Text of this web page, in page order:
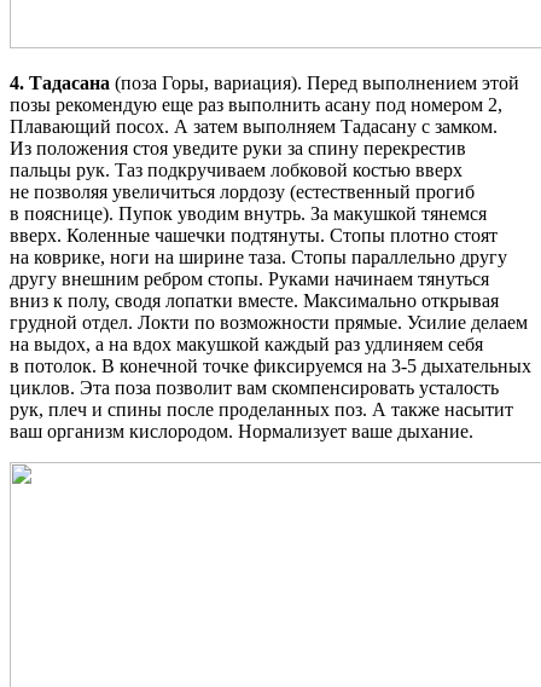
4. Тадасана (поза Горы, вариация). Перед выполнением этой
позы рекомендую еще раз выполнить асану под номером 2,
Плавающий посох. А затем выполняем Тадасану с замком.
Из положения стоя уведите руки за спину перекрестив
пальцы рук. Таз подкручиваем лобковой костью вверх
не позволяя увеличиться лордозу (естественный прогиб
в пояснице). Пупок уводим внутрь. За макушкой тянемся
вверх. Коленные чашечки подтянуты. Стопы плотно стоят
на коврике, ноги на ширине таза. Стопы параллельно другу
другу внешним ребром стопы. Руками начинаем тянуться
вниз к полу, сводя лопатки вместе. Максимально открывая
грудной отдел. Локти по возможности прямые. Усилие делаем
на выдох, а на вдох макушкой каждый раз удлиняем себя
в потолок. В конечной точке фиксируемся на 3-5 дыхательных
циклов. Эта поза позволит вам скомпенсировать усталость
рук, плеч и спины после проделанных поз. А также насытит
ваш организм кислородом. Нормализует ваше дыхание.